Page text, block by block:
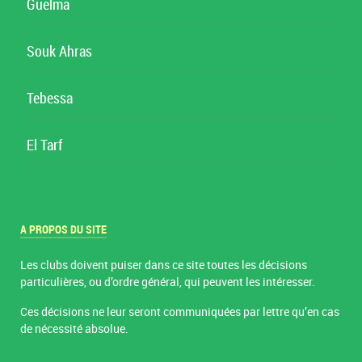
Guelma
Souk Ahras
Tebessa
El Tarf
A PROPOS DU SITE
Les clubs doivent puiser dans ce site toutes les décisions
particulières, ou d’ordre général, qui peuvent les intéresser.
Ces décisions ne leur seront communiquées par lettre qu’en cas
de nécessité absolue.